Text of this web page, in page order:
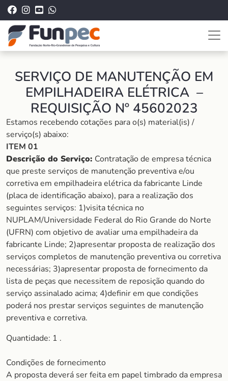
SERVIÇO DE MANUTENÇÃO EM
EMPILHADEIRA ELÉTRICA –
REQUISIÇÃO Nº 45602023
Estamos recebendo cotações para o(s) material(is) /
serviço(s) abaixo:
ITEM 01
Descrição do Serviço: Contratação de empresa técnica
que preste serviços de manutenção preventiva e/ou
corretiva em empilhadeira elétrica da fabricante Linde
(placa de identificação abaixo), para a realização dos
seguintes serviços: 1)visita técnica no
NUPLAM/Universidade Federal do Rio Grande do Norte
(UFRN) com objetivo de avaliar uma empilhadeira da
fabricante Linde; 2)apresentar proposta de realização dos
serviços completos de manutenção preventiva ou corretiva
necessárias; 3)apresentar proposta de fornecimento da
lista de peças que necessitem de reposição quando do
serviço assinalado acima; 4)definir em que condições
poderá nos prestar serviços seguintes de manutenção
preventiva e corretiva.
Quantidade: 1 .
Condições de fornecimento
A proposta deverá ser feita em papel timbrado da empresa